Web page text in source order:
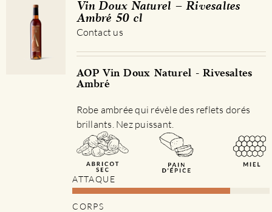
Vin Doux Naturel – Rivesaltes
Ambré 50 cl
Contact us
AOP Vin Doux Naturel - Rivesaltes
Ambré
Robe ambrée qui révèle des reflets dorés
brillants. Nez puissant.
ATTAQUE
CORPS